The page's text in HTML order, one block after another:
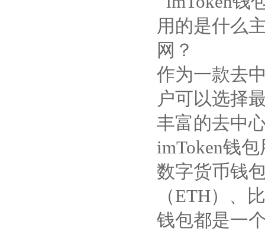
作为一款去
户可以选择
丰富的去中
imToken钱
数字货币钱
（ETH）、
钱包都是一